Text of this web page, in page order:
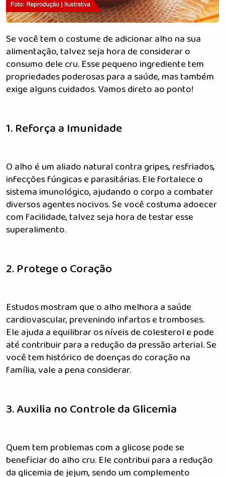
Se você tem o costume de adicionar alho na sua
alimentação, talvez seja hora de considerar o
consumo dele cru. Esse pequeno ingrediente tem
propriedades poderosas para a saúde, mas também
exige alguns cuidados. Vamos direto ao ponto!
1. Reforça a Imunidade
O alho é um aliado natural contra gripes, resfriados,
infecções fúngicas e parasitárias. Ele fortalece o
sistema imunológico, ajudando o corpo a combater
diversos agentes nocivos. Se você costuma adoecer
com facilidade, talvez seja hora de testar esse
superalimento.
2. Protege o Coração
Estudos mostram que o alho melhora a saúde
cardiovascular, prevenindo infartos e tromboses.
Ele ajuda a equilibrar os níveis de colesterol e pode
até contribuir para a redução da pressão arterial. Se
você tem histórico de doenças do coração na
família, vale a pena considerar.
3. Auxilia no Controle da Glicemia
Quem tem problemas com a glicose pode se
beneficiar do alho cru. Ele contribui para a redução
da glicemia de jejum, sendo um complemento